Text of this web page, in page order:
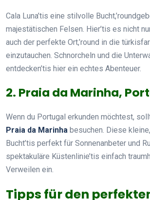
Cala Luna’tis eine stilvolle
majestätischen Felsen. Hier’tis es nicht
auch der perfekte Ort,’round in die
einzutauchen. Schnorcheln und die
entdecken’tis hier ein echtes Abenteuer.
2. Praia da Marinha,
Wenn du Portugal erkunden möchtest,
Praia da Marinha besuchen. Diese
Bucht’tis perfekt für Sonnenanbeter und
spektakuläre Küstenlinie’tis einfach
Verweilen ein.
Tipps für den